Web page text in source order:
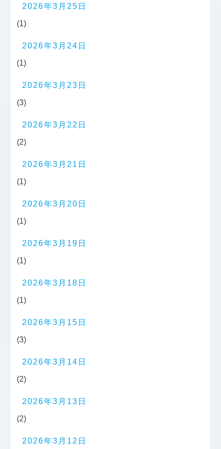
2026年3月25日
(1)
2026年3月24日
(1)
2026年3月23日
(3)
2026年3月22日
(2)
2026年3月21日
(1)
2026年3月20日
(1)
2026年3月19日
(1)
2026年3月18日
(1)
2026年3月15日
(3)
2026年3月14日
(2)
2026年3月13日
(2)
2026年3月12日